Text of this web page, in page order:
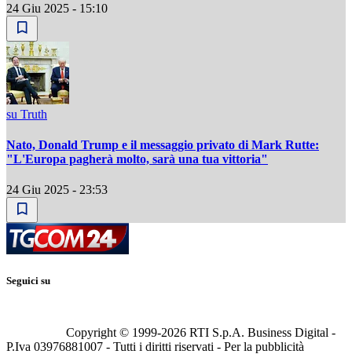
24 Giu 2025 - 15:10
su Truth
Nato, Donald Trump e il messaggio privato di Mark Rutte:
"L'Europa pagherà molto, sarà una tua vittoria"
24 Giu 2025 - 23:53
Seguici su
Copyright © 1999-2026 RTI S.p.A. Business Digital -
P.Iva 03976881007 - Tutti i diritti riservati - Per la pubblicità